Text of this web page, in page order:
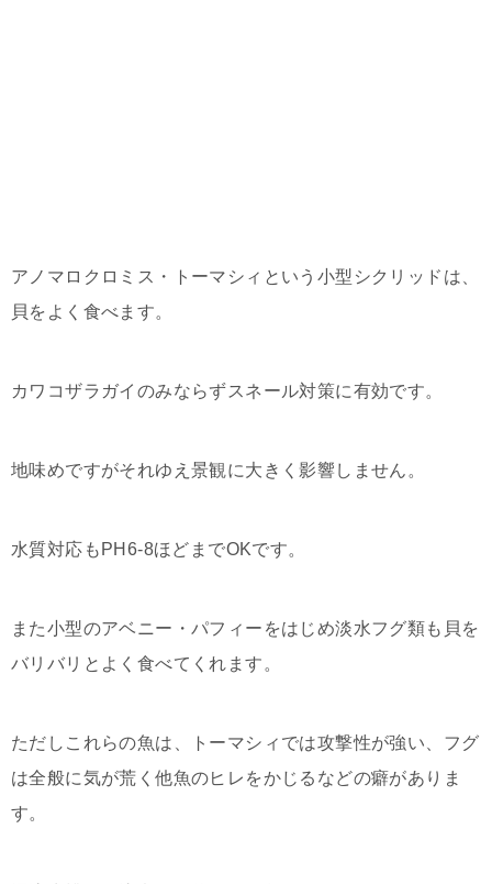
アノマロクロミス・トーマシィという小型シクリッドは、
貝をよく食べます。
カワコザラガイのみならずスネール対策に有効です。
地味めですがそれゆえ景観に大きく影響しません。
水質対応もPH6-8ほどまでOKです。
また小型のアベニー・パフィーをはじめ淡水フグ類も貝を
バリバリとよく食べてくれます。
ただしこれらの魚は、トーマシィでは攻撃性が強い、フグ
は全般に気が荒く他魚のヒレをかじるなどの癖がありま
す。